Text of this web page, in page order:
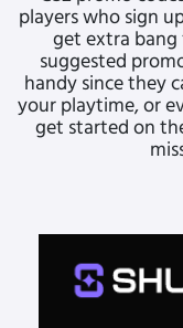
players who sign
get extra
suggested
handy since they
your playtime, or
get started on